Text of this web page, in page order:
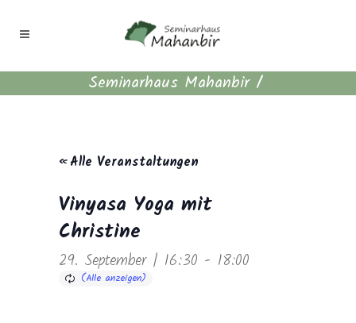
Seminarhaus Mahanbir/
« Alle Veranstaltungen
Vinyasa Yoga mit
Christine
29. September | 16:30 - 18:00